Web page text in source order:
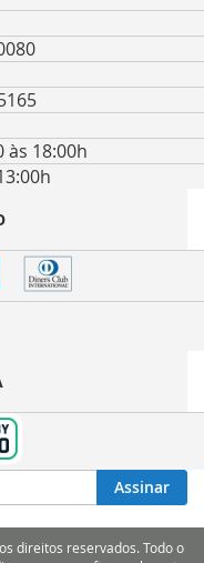
às 18:00h
Assinar
direitos reservados. Todo o